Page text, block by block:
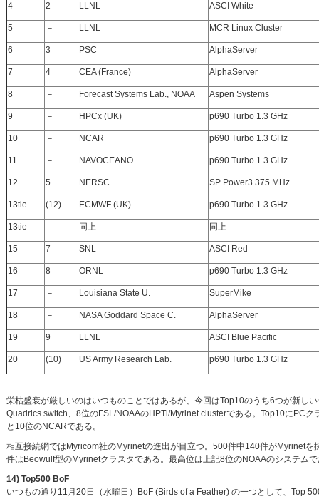
4 2 LLNL ASCI White
5 － LLNL MCR Linux Cluster
6 3 PSC AlphaServer
7 4 CEA (France) AlphaServer
8 － Forecast Systems Lab., NOAA Aspen Systems
9 － HPCx (UK) p690 Turbo 1.3 GHz
10 － NCAR p690 Turbo 1.3 GHz
11 － NAVOCEANO p690 Turbo 1.3 GHz
12 5 NERSC SP Power3 375 MHz
13tie (12) ECMWF (UK) p690 Turbo 1.3 GHz
13tie － 同上 同上
15 7 SNL ASCI Red
16 8 ORNL p690 Turbo 1.3 GHz
17 － Louisiana State U. SuperMike
18 － NASA Goddard Space C. AlphaServer
19 9 LLNL ASCI Blue Pacific
20 (10) US Army Research Lab. p690 Turbo 1.3 GHz
栄枯盛衰が厳しいのはいつものことではあるが、今回はTop10のうち6つが新
Quadrics switch、8位のFSL/NOAAのHPTi/Myrinet clusterである。Top10にPC
と10位のNCARである。
相互接続網ではMyricom社のMyrinetの進出が目立つ。500件中140件がMyrinet
件はBeowulf型のMyrinetクラスタである。最高位は上記8位のNOAAのシステム
14) Top500 BoF
いつもの通り11月20日（水曜日）BoF (Birds of a Feather) の一つとして、Top